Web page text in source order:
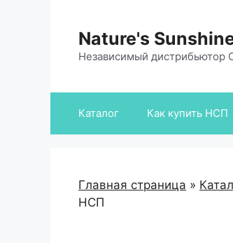
содержимомуNature's
Независимый дистрибьютор
Каталог Как купить НСП
Главная страница »
НСП